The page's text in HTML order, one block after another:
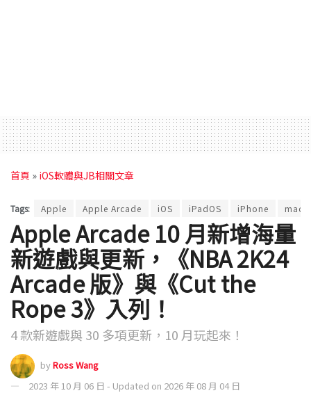
首頁 » iOS軟體與JB相關文章
Tags: Apple Apple Arcade iOS iPadOS iPhone
Apple Arcade 10 月新增海量
新遊戲與更新，《NBA 2K24
Arcade 版》與《Cut the
Rope 3》入列！
4 款新遊戲與 30 多項更新，10 月玩起來！
byRoss Wang
2023 年 10 月 06 日 - Updated on 2026 年 08 月 04 日